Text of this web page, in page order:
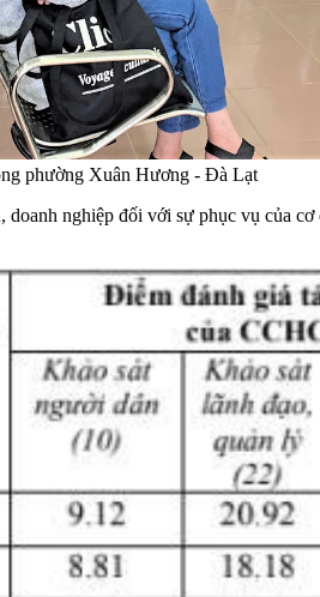
phường Xuân Hương - Đà Lạt
nghiệp đối với sự phục vụ của